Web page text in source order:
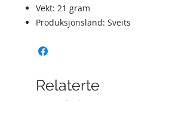
Vekt: 21 gram
Produksjonsland: Sveits
Relaterte
produkter